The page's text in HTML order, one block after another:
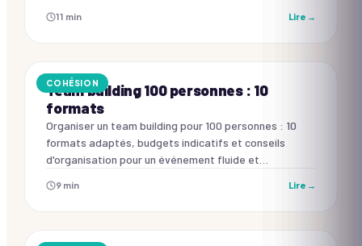
11 min Lire →
COHÉSION
Team building 100 personnes : 10
formats
Organiser un team building pour 100 personnes : 10
formats adaptés, budgets indicatifs et conseils
d'organisation pour un événement fluide et
9 min Lire →